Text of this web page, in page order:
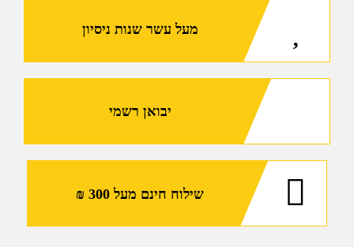
ארוךמעל עשר שנות ניסיון
יבואן רשמי
שילוח חינם מעל 300 ₪